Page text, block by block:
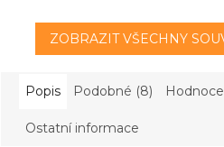
ZOBRAZIT VŠECHNY
Popis Podobné (8)
Ostatní informace